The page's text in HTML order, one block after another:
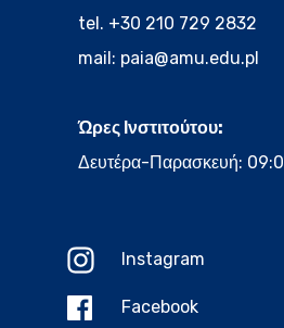
tel. +30 210 729 2832
mail: paia@amu.edu.pl
Ώρες Ινστιτούτου:
Δευτέρα-Παρασκευή:
Instagram
Facebook